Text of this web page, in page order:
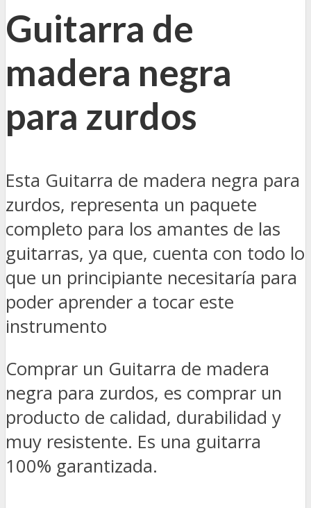
Guitarra de
madera negra
para zurdos
Esta Guitarra de madera negra para
zurdos, representa un paquete
completo para los amantes de las
guitarras, ya que, cuenta con todo lo
que un principiante necesitaría para
poder aprender a tocar este
instrumento
Comprar un Guitarra de madera
negra para zurdos, es comprar un
producto de calidad, durabilidad y
muy resistente. Es una guitarra
100% garantizada.